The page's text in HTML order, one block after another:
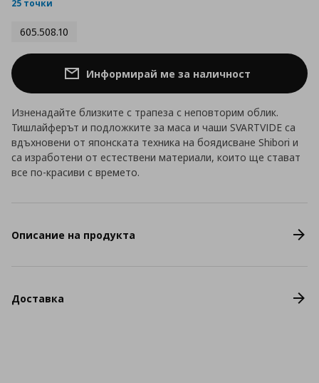
25 точки
605.508.10
Информирай ме за наличност
Изненадайте близките с трапеза с неповторим облик.
Тишлайферът и подложките за маса и чаши SVARTVIDE са
вдъхновени от японската техника на боядисване Shibori и
са изработени от естествени материали, които ще стават
все по-красиви с времето.
Описание на продукта
Доставка